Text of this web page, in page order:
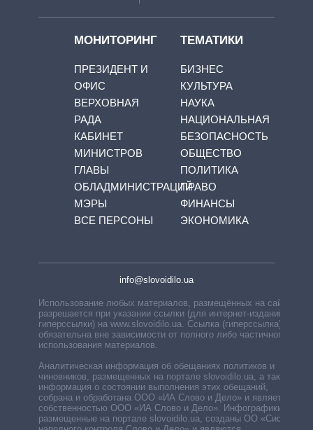
МОНИТОРИНГ
ПРЕЗИДЕНТ И
ОФИС
ВЕРХОВНАЯ
РАДА
КАБИНЕТ
МИНИСТРОВ
ГЛАВЫ
ОБЛАДМИНИСТРАЦИЙ
МЭРЫ
ВСЕ ПЕРСОНЫ
ТЕМАТИКИ
БИЗНЕС
КУЛЬТУРА
НАУКА
НАЦИОНАЛЬНАЯ
БЕЗОПАСНОСТЬ
ОБЩЕСТВО
ПОЛИТИКА
ПРАВО
ФИНАНСЫ
ЭКОНОМИКА
info@slovoidilo.ua
Использование любых материалов, размещённых на сайте,
разрешается при указании ссылки (для интернет-изданий —
гиперссылки) на www.slovoidilo.ua. Ссылка (гиперссылка)
обязательна вне зависимости от полного либо частичного
использования материалов.
Аналитическая информация об обещаниях политиков и
чиновников, размещенных на портале slovoidilo.ua, а также
информация о состоянии выполнения этих обещаний,
собрана и обработана ООО «ИА Слово и Дело» и является
собственностью ООО «ИА Слово и Дело». Инфографики,
размещенные на портале slovoidilo.ua, созданы ОО «Система